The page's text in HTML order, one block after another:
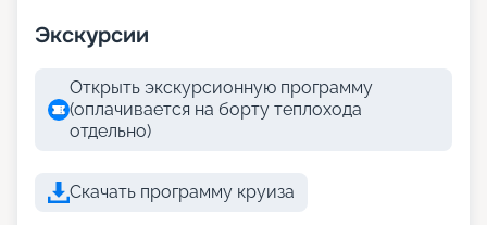
Экскурсии
Открыть экскурсионную программу
(оплачивается на борту теплохода
отдельно)
Скачать программу круиза